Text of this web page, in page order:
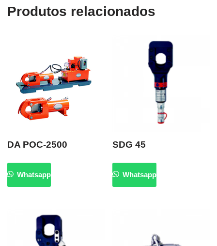
Produtos relacionados
DA POC-2500
Whatsapp
SDG 45
Whatsapp